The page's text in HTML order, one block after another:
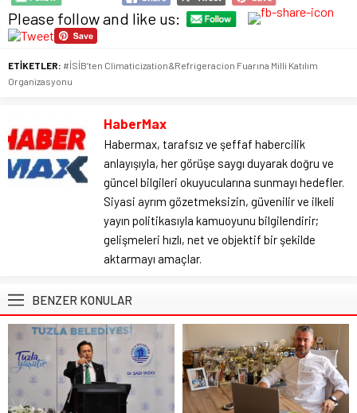
Please follow and like us:
ETİKETLER: #İSİB’ten Climaticization&Refrigeracion Fuarına Milli Katılım
Organizasyonu
HaberMax
Habermax, tarafsız ve şeffaf habercilik
anlayışıyla, her görüşe saygı duyarak doğru ve
güncel bilgileri okuyucularına sunmayı hedefler.
Siyasi ayrım gözetmeksizin, güvenilir ve ilkeli
yayın politikasıyla kamuoyunu bilgilendirir;
gelişmeleri hızlı, net ve objektif bir şekilde
aktarmayı amaçlar.
BENZER KONULAR